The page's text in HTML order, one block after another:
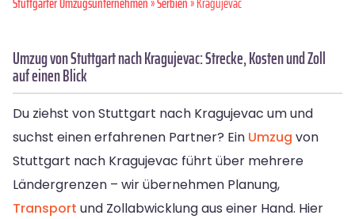
Umzug von Stuttgart nach Kragujevac: Strecke, Kosten und Zoll
auf einen Blick
Du ziehst von Stuttgart nach Kragujevac um und
suchst einen erfahrenen Partner? Ein Umzug von
Stuttgart nach Kragujevac führt über mehrere
Ländergrenzen – wir übernehmen Planung,
Transport und Zollabwicklung aus einer Hand. Hier